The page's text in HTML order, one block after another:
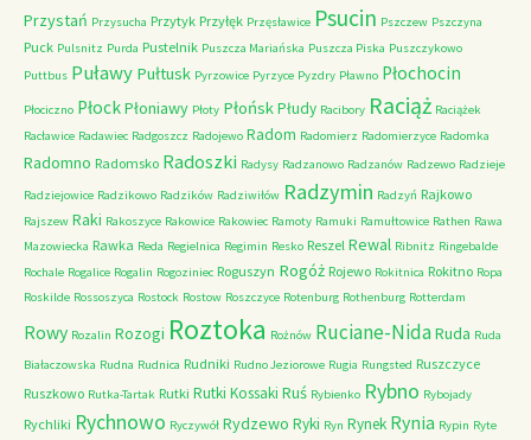
Przystań Przysucha Przytyk Przyłęk Przęsławice Psucin Pszczew Pszczyna
Puck Pulsnitz Purda Pustelnik Puszcza Mariańska Puszcza Piska Puszczykowo
Puttbus Puławy Pułtusk Pyrzowice Pyrzyce Pyzdry Pławno Płochocin
Płociczno PłockPłoniawy Płoty PłońskPłudy Racibory Raciąż Raciążek
Racławice Radawiec Radgoszcz Radojewo Radom Radomierz Radomierzyce Radomka
Radomno Radomsko Radoszki Radysy Radzanowo Radzanów Radzewo Radzieje
Radziejowice Radzikowo Radzików Radziwiłów Radzymin Radzyń Rajkowo
Rajszew Raki Rakoszyce Rakowice Rakowiec Ramoty Ramuki Ramułtowice Rathen Rawa
Mazowiecka Rawka Reda Regielnica Regimin Resko Reszel Rewal Ribnitz Ringebalde
Rochale Rogalice Rogalin Rogoziniec Roguszyn Rogóż Rojewo Rokitnica Rokitno Ropa
Roskilde Rossoszyca Rostock Rostow Roszczyce Rotenburg Rothenburg Rotterdam
Rowy Rozalin Rozogi Roztoka Rożnów Ruciane-NidaRuda Ruda
Białaczowska Rudna Rudnica Rudniki Rudno Jeziorowe Rugia Rungsted Ruszczyce
Ruszkowo Rutka-Tartak Rutki Rutki Kossaki Ruś Rybienko Rybno Rybojady
Rychliki Rychnowo Ryczywół Rydzewo Ryki Ryn Rynek Rynia Rypin Ryte